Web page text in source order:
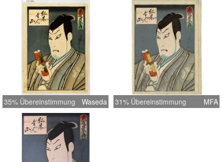
35% Übereinstimmung Waseda 31% Übereinstimmung MFA